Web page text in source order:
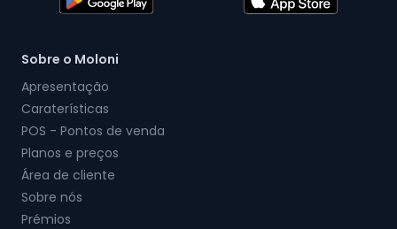
Sobre o Moloni
Apresentação
Caraterísticas
POS - Pontos de venda
Planos e preços
Área de cliente
Sobre nós
Prémios